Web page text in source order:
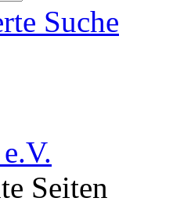
Suche
Seiten